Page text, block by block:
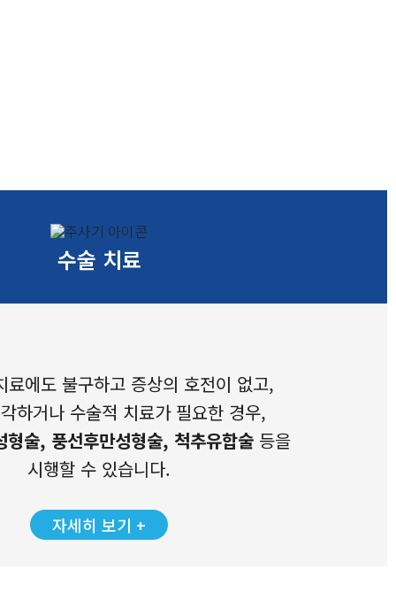
수술 치료
료에도 불구하고 증상의 호전이 없고,
하거나 수술적 치료가 필요한 경우,
형술, 풍선후만성형술, 척추유합술 등을
시행할 수 있습니다.
자세히 보기 +